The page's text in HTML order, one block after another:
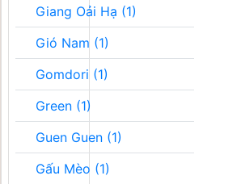
Giang Oải Hạ (1)
Gió Nam (1)
Gomdori (1)
Green (1)
Guen Guen (1)
Gấu Mèo (1)